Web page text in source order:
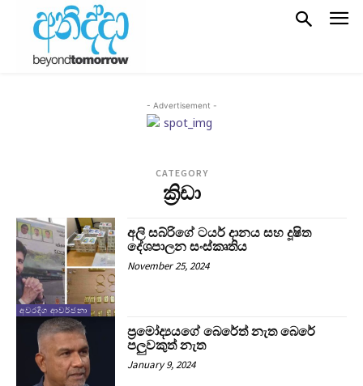
- Advertisement -
CATEGORY
ක්‍රිඩා
අවරදිග ආවර්ජනා
අලි සබ්රිගේ ටයර් දානය සහ දූෂිත
දේශපාලන සංස්කෘතිය
November 25, 2024
ප්‍රමෝද්‍යයගේ බෙරේත් නැත බෙරේ
පලුවකුත් නැත
January 9, 2024